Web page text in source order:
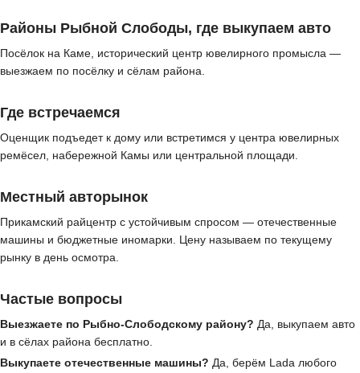
Районы Рыбной Слободы, где выкупаем авто
Посёлок на Каме, исторический центр ювелирного промысла —
выезжаем по посёлку и сёлам района.
Где встречаемся
Оценщик подъедет к дому или встретимся у центра ювелирных
ремёсел, набережной Камы или центральной площади.
Местный авторынок
Прикамский райцентр с устойчивым спросом — отечественные
машины и бюджетные иномарки. Цену называем по текущему
рынку в день осмотра.
Частые вопросы
Выезжаете по Рыбно-Слободскому району? Да, выкупаем авто
и в сёлах района бесплатно.
Выкупаете отечественные машины? Да, берём Lada любого